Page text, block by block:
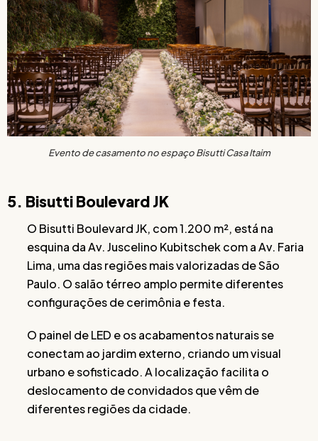
Evento de casamento no espaço Bisutti Casa Itaim
5. Bisutti Boulevard JK
O Bisutti Boulevard JK, com 1.200 m², está na
esquina da Av. Juscelino Kubitschek com a Av. Faria
Lima, uma das regiões mais valorizadas de São
Paulo. O salão térreo amplo permite diferentes
configurações de cerimônia e festa.
O painel de LED e os acabamentos naturais se
conectam ao jardim externo, criando um visual
urbano e sofisticado. A localização facilita o
deslocamento de convidados que vêm de
diferentes regiões da cidade.